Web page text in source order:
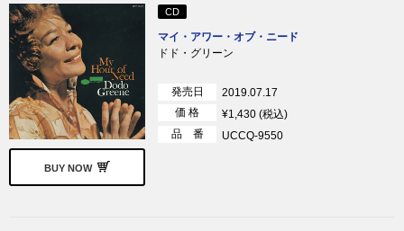
BUY NOW
CD
マイ・アワー・オブ・ニード
ドド・グリーン
発売日
2019.07.17
価 格
¥1,430 (税込)
品 番
UCCQ-9550